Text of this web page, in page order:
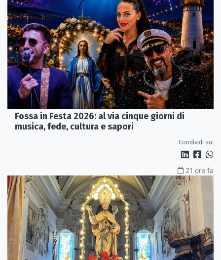
Fossa in Festa 2026: al via cinque giorni di
musica, fede, cultura e sapori
Condividi su:
21 ore fa